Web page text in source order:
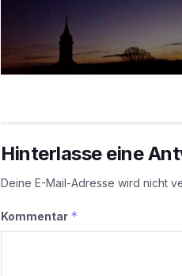
Hinterlasse eine
Deine E-Mail-Adresse wird nicht
Kommentar *